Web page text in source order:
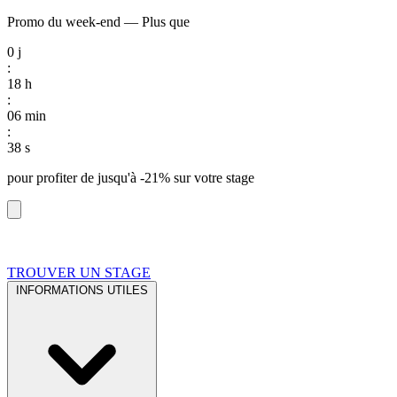
Promo du week-end — Plus que
0 j
:
18 h
:
06 min
:
37 s
pour profiter de jusqu'à -21% sur votre stage
TROUVER UN STAGE
INFORMATIONS UTILES